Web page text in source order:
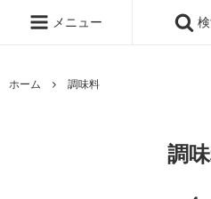
メニュー
ホーム 調味料
調